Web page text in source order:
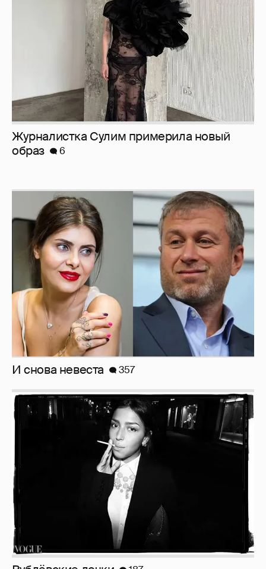
Журналистка Сулим примерила новый
образ
6
И снова невеста 357